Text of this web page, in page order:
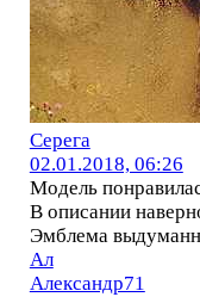
Серега
02.01.2018, 06:26
Модель
В описании
Эмблема
Ал
Александр71